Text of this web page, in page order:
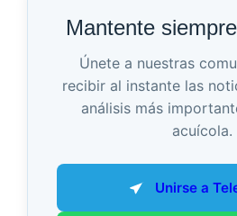
Mantente
Únete a nuestras
recibir al instante las
análisis más
acuícola.
Unirse a